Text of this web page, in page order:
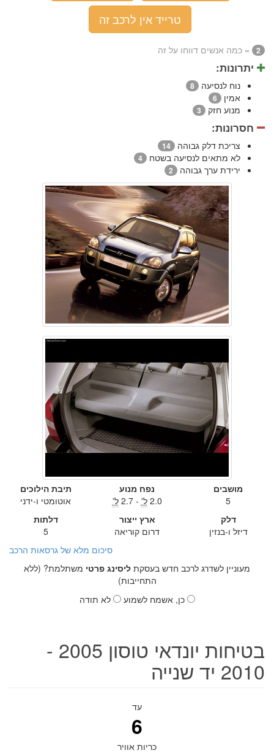
טרייד אין לרכב זה
2 = כמה אנשים דווחו על זה
יתרונות:
נוח לנסיעה 8
אמין 6
מנוע חזק 3
חסרונות:
צריכת דלק גבוהה 14
לא מתאים לנסיעה בשטח 4
ירידת ערך גבוהה 2
מושבים
5
נפח מנוע
2.0 ל' - 2.7 ל'
תיבת הילוכים
אוטומטי ו-ידני
דלק
דיזל ו-בנזין
ארץ ייצור
דרום קוריאה
דלתות
5
סיכום מלא של גרסאות הרכב
מעוניין לשדרג לרכב חדש בעסקת ליסינג פרטי משתלמת? (ללא
התחייבות)
כן, אשמח לשמוע
לא תודה
בטיחות יונדאי טוסון 2005 -
2010 יד שנייה
עד
6
כריות אוויר